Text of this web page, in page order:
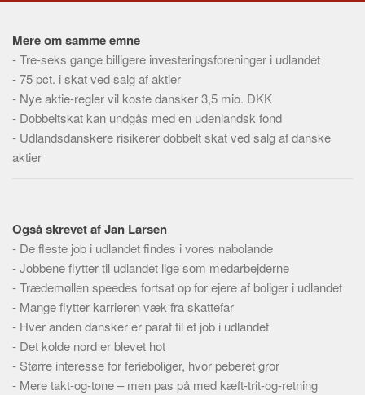
Steder
Kilder
Om
Webstedet
Forhistorien
Bannere
Hjælp
Mere om samme emne
-Tre-seks gange billigere investeringsforeninger i udlandet
-75 pct. i skat ved salg af aktier
- Nye aktie-regler vil koste dansker 3,5 mio. DKK
- Dobbeltskat kan undgås med en udenlandsk fond
- Udlandsdanskere risikerer dobbelt skat ved salg af danske
aktier
Også skrevet af Jan Larsen
- De fleste job i udlandet findes i vores nabolande
-Jobbene flytter til udlandet lige som medarbejderne
-Trædemøllen speedes fortsat op for ejere af boliger i udlandet
- Mange flytter karrieren væk fra skattefar
- Hver anden dansker er parat til et job i udlandet
- Det kolde nord er blevet hot
- Større interesse for ferieboliger, hvor peberet gror
- Mere takt-og-tone – men pas på med kæft-trit-og-retning